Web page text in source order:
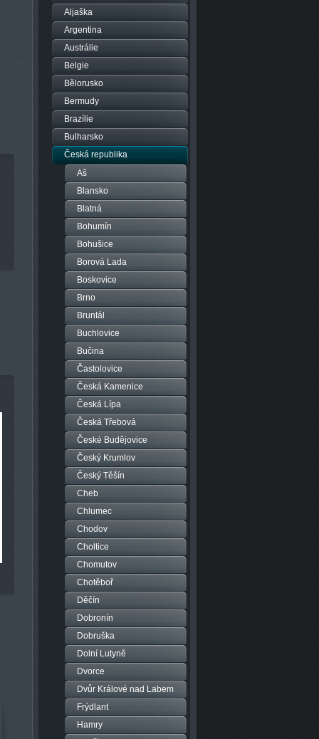
Aljaška
Argentina
Austrálie
Belgie
Bělorusko
Bermudy
Brazílie
Bulharsko
Česká republika
Aš
Blansko
Blatná
Bohumín
Bohušice
Borová Lada
Boskovice
Brno
Bruntál
Buchlovice
Bučina
Častolovice
Česká Kamenice
Česká Lípa
Česká Třebová
České Budějovice
Český Krumlov
Český Těšín
Cheb
Chlumec
Chodov
Choltice
Chomutov
Chotěboř
Děčín
Dobronín
Dobruška
Dolní Lutyně
Dvorce
Dvůr Králové nad Labem
Frýdlant
Hamry